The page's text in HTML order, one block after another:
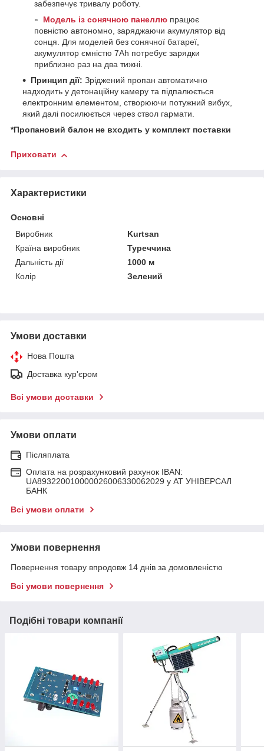
забезпечує тривалу роботу.
Модель із сонячною панеллю працює
повністю автономно, заряджаючи акумулятор від
сонця. Для моделей без сонячної батареї,
акумулятор ємністю 7Аh потребує зарядки
приблизно раз на два тижні.
Принцип дії: Зріджений пропан автоматично
надходить у детонаційну камеру та підпалюється
електронним елементом, створюючи потужний вибух,
який далі посилюється через ствол гармати.
*Пропановий балон не входить у комплект поставки
Приховати
Характеристики
Основні
Виробник
Kurtsan
Країна виробник
Туреччина
Дальність дії
1000 м
Колір
Зелений
Умови доставки
Нова Пошта
Доставка кур'єром
Всі умови доставки
Умови оплати
Післяплата
Оплата на розрахунковий рахунок IBAN:
UA893220010000026006330062029 у АТ УНІВЕРСАЛ
БАНК
Всі умови оплати
Умови повернення
Повернення товару впродовж 14 днів за домовленістю
Всі умови повернення
Подібні товари компанії